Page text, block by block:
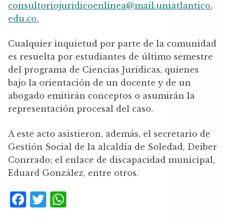
consultoriojuridicoenlinea@mail.uniatlantico.
edu.co.
Cualquier inquietud por parte de la comunidad
es resuelta por estudiantes de último semestre
del programa de Ciencias Jurídicas, quienes
bajo la orientación de un docente y de un
abogado emitirán conceptos o asumirán la
representación procesal del caso.
A este acto asistieron, además, el secretario de
Gestión Social de la alcaldía de Soledad, Deiber
Conrrado; el enlace de discapacidad municipal,
Eduard González, entre otros.
F
T